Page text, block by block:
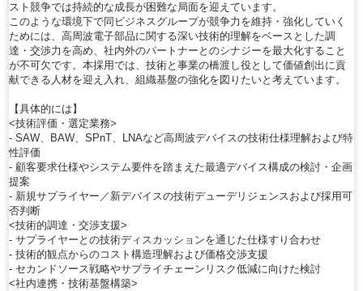
スト競争では持続的な成長が困難な局面を迎えています。
このような環境下で同ビジネスグループが競争力を維持・強化していく
ためには、高周波電子部品に関する深い技術的理解をベースとした調
達・交渉力を高め、社内外のパートナーとのシナジーを最大化すること
が不可欠です。本採用では、技術と事業の橋渡し役として価値創出に貢
献できる人材を迎え入れ、組織基盤の強化を図りたいと考えています。
【具体的には】
<技術評価・選定業務>
- SAW、BAW、SPnT、LNAなど高周波デバイスの技術仕様理解および特
性評価
- 顧客要求仕様やシステム要件を踏まえた最適デバイス構成の検討・企画
提案
- 新規サプライヤー／新デバイスの技術デューデリジェンスおよび採用可
否判断
<技術的調達・交渉支援>
- サプライヤーとの技術ディスカッションを通じた仕様すり合わせ
- 技術的観点からのコスト構造理解および価格交渉支援
- セカンドソース戦略やサプライチェーンリスク低減に向けた検討
<社内連携・技術基盤構築>